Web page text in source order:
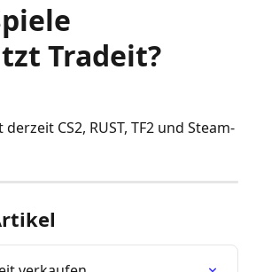
Tradeit?
CS2, RUST, TF2 und Steam-